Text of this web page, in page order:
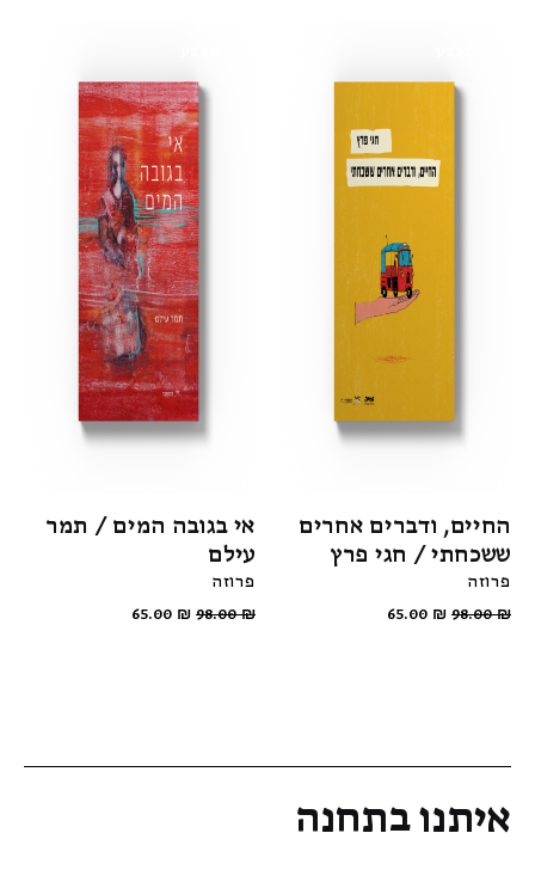
החיים, ודברים אחרים
ששכחתי / חגי פרץ
פרוזה
98.00₪
65.00 ₪
אי בגובה המים / תמר
עילם
פרוזה
98.00₪
65.00 ₪
איתנו בתחנה